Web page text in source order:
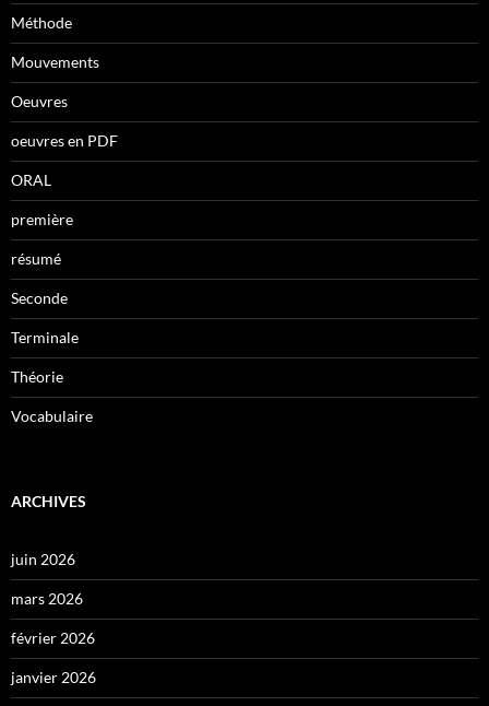
Méthode
Mouvements
Oeuvres
oeuvres en PDF
ORAL
première
résumé
Seconde
Terminale
Théorie
Vocabulaire
ARCHIVES
juin 2026
mars 2026
février 2026
janvier 2026